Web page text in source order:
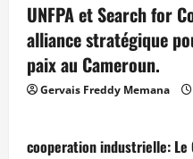
UNFPA et Search for
alliance stratégique
paix au Cameroun.
Gervais Freddy Memana
cooperation industrielle: Le